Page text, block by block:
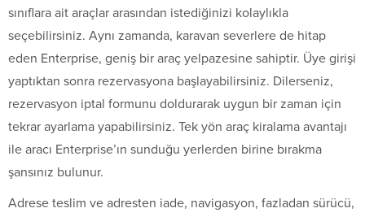
sınıflara ait araçlar arasından istediğinizi kolaylıkla
seçebilirsiniz. Aynı zamanda, karavan severlere de hitap
eden Enterprise, geniş bir araç yelpazesine sahiptir. Üye girişi
yaptıktan sonra rezervasyona başlayabilirsiniz. Dilerseniz,
rezervasyon iptal formunu doldurarak uygun bir zaman için
tekrar ayarlama yapabilirsiniz. Tek yön araç kiralama avantajı
ile aracı Enterprise’ın sunduğu yerlerden birine bırakma
şansınız bulunur.
Adrese teslim ve adresten iade, navigasyon, fazladan sürücü,